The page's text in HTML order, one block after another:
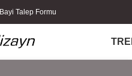
Bayi Talep Formu
TR